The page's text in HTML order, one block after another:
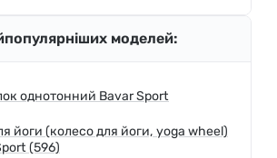
моделей:
однотонний Bavar Sport
йоги (колесо для йоги, yoga wheel)
(596)